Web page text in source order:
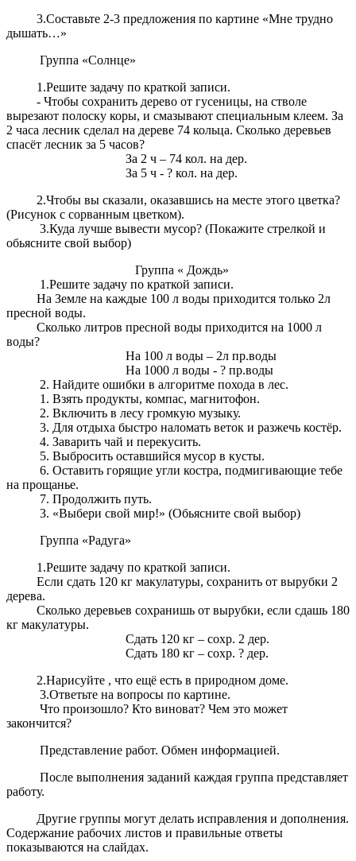
3.Составьте 2-3 предложения по картине «Мне трудно
дышать…»
Группа «Солнце»
1.Решите задачу по краткой записи.
- Чтобы сохранить дерево от гусеницы, на стволе
вырезают полоску коры, и смазывают специальным клеем. За
2 часа лесник сделал на дереве 74 кольца. Сколько деревьев
спасёт лесник за 5 часов?
За 2 ч – 74 кол. на дер.
За 5 ч - ? кол. на дер.
2.Чтобы вы сказали, оказавшись на месте этого цветка?
(Рисунок с сорванным цветком).
3.Куда лучше вывести мусор? (Покажите стрелкой и
обьясните свой выбор)
Группа « Дождь»
1.Решите задачу по краткой записи.
На Земле на каждые 100 л воды приходится только 2л
пресной воды.
Сколько литров пресной воды приходится на 1000 л
воды?
На 100 л воды – 2л пр.воды
На 1000 л воды - ? пр.воды
2. Найдите ошибки в алгоритме похода в лес.
1. Взять продукты, компас, магнитофон.
2. Включить в лесу громкую музыку.
3. Для отдыха быстро наломать веток и разжечь костёр.
4. Заварить чай и перекусить.
5. Выбросить оставшийся мусор в кусты.
6. Оставить горящие угли костра, подмигивающие тебе
на прощанье.
7. Продолжить путь.
3. «Выбери свой мир!» (Обьясните свой выбор)
Группа «Радуга»
1.Решите задачу по краткой записи.
Если сдать 120 кг макулатуры, сохранить от вырубки 2
дерева.
Сколько деревьев сохранишь от вырубки, если сдашь 180
кг макулатуры.
Сдать 120 кг – сохр. 2 дер.
Сдать 180 кг – сохр. ? дер.
2.Нарисуйте , что ещё есть в природном доме.
3.Ответьте на вопросы по картине.
Что произошло? Кто виноват? Чем это может
закончится?
Представление работ. Обмен информацией.
После выполнения заданий каждая группа представляет
работу.
Другие группы могут делать исправления и дополнения.
Содержание рабочих листов и правильные ответы
показываются на слайдах.